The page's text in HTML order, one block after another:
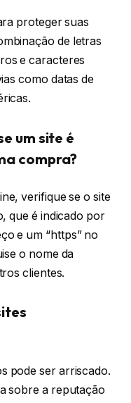
proteger suas
de letras
e caracteres
como datas de
um site é
compra?
verifique se o site
que é indicado por
e um “https” no
o nome da
clientes.
pode ser arriscado.
sobre a reputação